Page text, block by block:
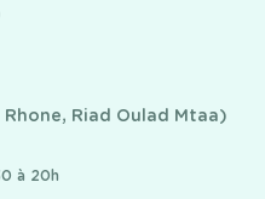
Riad Oulad Mtaa)
à 20h